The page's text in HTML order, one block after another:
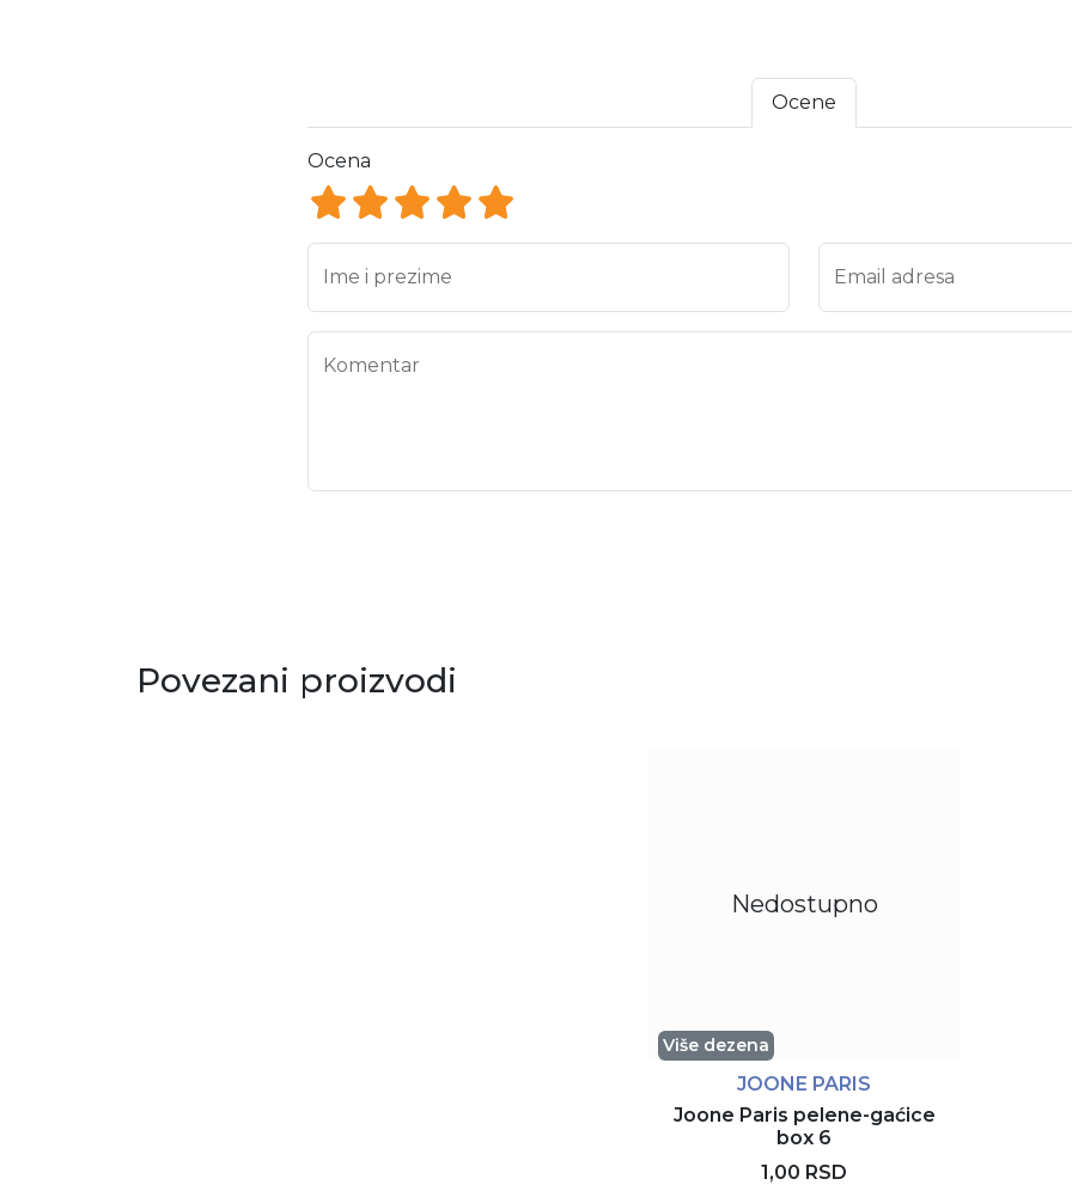
Ocene
Ocena
Ocena 5
Ocena 4
Ocena 3
Ocena 2
Ocena 1
Ime i prezime Email adresa
Komentar
Povezani proizvodi
Nedostupno
Više dezena
JOONE PARIS
Joone Paris pelene-gaćice
box 6
1,00 RSD